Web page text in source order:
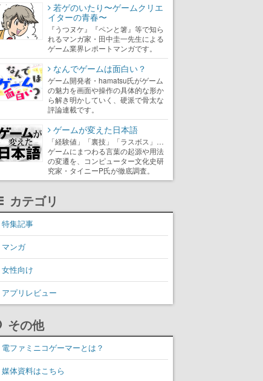
若ゲのいたり〜ゲームクリエ
イターの青春〜
『うつヌケ』『ペンと箸』等で知ら
れるマンガ家・田中圭一先生による
ゲーム業界レポートマンガです。
なんでゲームは面白い？
ゲーム開発者・hamatsu氏がゲーム
の魅力を画面や操作の具体的な形か
ら解き明かしていく、硬派で骨太な
評論連載です。
ゲームが変えた日本語
「経験値」「裏技」「ラスボス」…
ゲームにまつわる言葉の起源や用法
の変遷を、コンピューター文化史研
究家・タイニーP氏が徹底調査。
カテゴリ
特集記事
マンガ
女性向け
アプリレビュー
その他
電ファミニコゲーマーとは？
媒体資料はこちら